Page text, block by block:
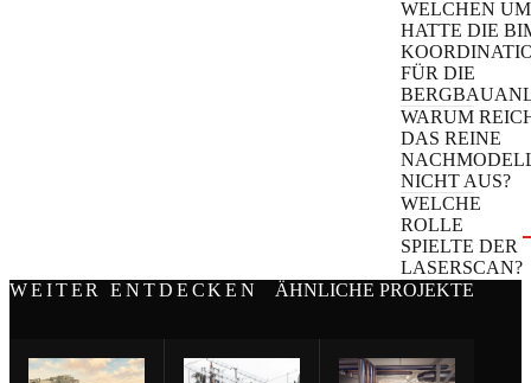
WELCHEN
HATTE DIE
FÜR DIE
WARUM
DAS REINE
NICHT AUS?
WELCHE
ROLLE
SPIELTE DER
LASERSCAN?
WEITER ENTDECKEN
ÄHNLICHE PROJEKTE